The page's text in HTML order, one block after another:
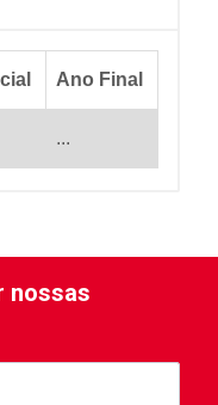
Ano Final
...
nossas